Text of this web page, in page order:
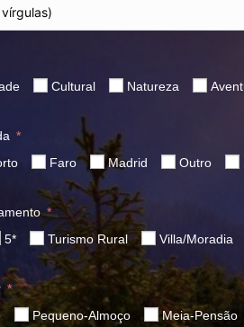
Cultural Natureza
Faro Madrid Outro
5* Turismo Rural Villa/Moradia
Pequeno-Almoço Meia-Pensão